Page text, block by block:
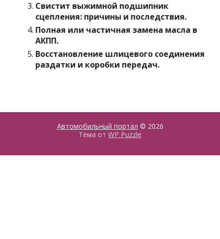
Свистит выжимной подшипник
сцепления: причины и последствия.
Полная или частичная замена масла в
АКПП.
Восстановление шлицевого соединения
раздатки и коробки передач.
Автомобильный портал © 2026
Тема от WP Puzzle